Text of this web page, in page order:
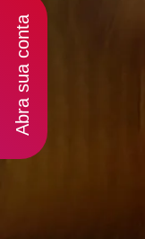
Abra sua conta